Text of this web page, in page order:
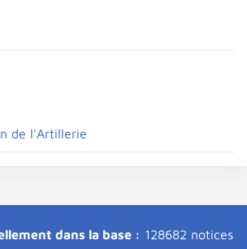
de l'Artillerie
dans la base : 128682 notices